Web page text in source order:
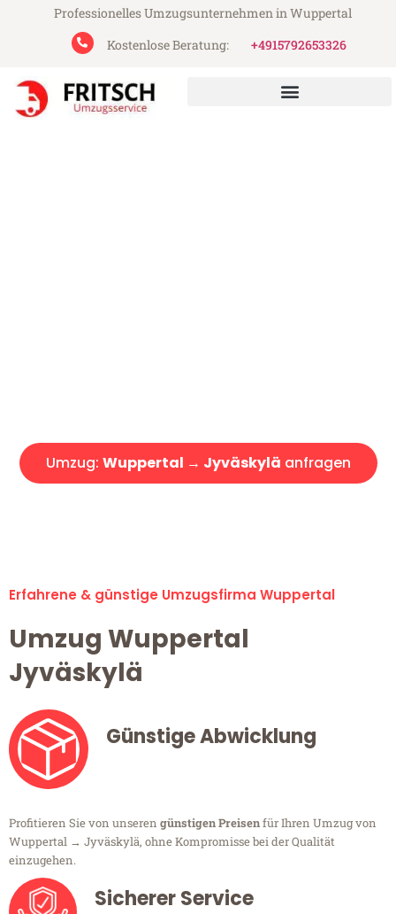
Professionelles Umzugsunternehmen in Wuppertal
Kostenlose Beratung:
+4915792653326
Umzug: Wuppertal → Jyväskylä anfragen
Erfahrene & günstige Umzugsfirma Wuppertal
Umzug Wuppertal
Jyväskylä
Günstige Abwicklung
Profitieren Sie von unseren günstigen Preisenfür Ihren Umzug von
Wuppertal → Jyväskylä, ohne Kompromisse bei der Qualität
einzugehen.
Sicherer Service